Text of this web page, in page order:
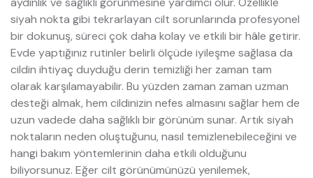
siyah nokta gibi tekrarlayan cilt sorunlarında profesyonel
bir dokunuş, süreci çok daha kolay ve etkili bir hâle getirir.
Evde yaptığınız rutinler belirli ölçüde iyileşme sağlasa da
cildin ihtiyaç duyduğu derin temizliği her zaman tam
olarak karşılamayabilir. Bu yüzden zaman zaman uzman
desteği almak, hem cildinizin nefes almasını sağlar hem de
uzun vadede daha sağlıklı bir görünüm sunar. Artık siyah
noktaların neden oluştuğunu, nasıl temizlenebileceğini ve
hangi bakım yöntemlerinin daha etkili olduğunu
biliyorsunuz. Eğer cilt görünümünüzü yenilemek,